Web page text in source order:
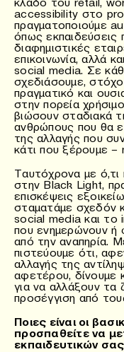
accessibility στο
πραγματοποιούμε
όπως εκπαιδεύσεις
διαφημιστικές
επικοινωνία, αλλά
social media. Σε
σχεδιάσουμε,
πραγματικό και
στην πορεία
βιώσουν σταδιακά
ανθρώπους που θα
της αλλαγής που
κάτι που ξέρουμε –
Ταυτόχρονα με
στην Black Light,
επισκέψεις
σταματάμε σχεδόν
social media και το
που ενημερώνουν ή
από την αναπηρία.
πιστεύουμε ότι,
αλλαγής της
αφετέρου, δίνουμε
για να αλλάξουν τα
προσέγγιση από
Ποιες είναι οι
προσπαθείτε να
εκπαιδευτικών